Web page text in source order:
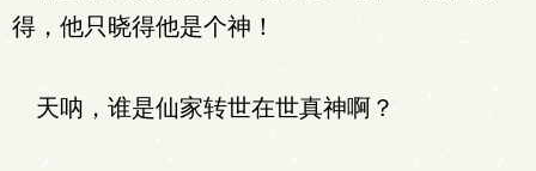
得，他只晓得他是个神！
天呐，谁是仙家转世在世真神啊？